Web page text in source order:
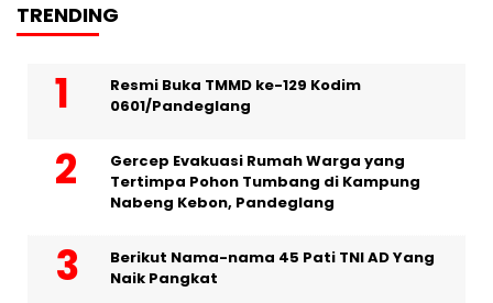
TRENDING
Resmi Buka TMMD ke-129 Kodim
0601/Pandeglang
Gercep Evakuasi Rumah Warga yang
Tertimpa Pohon Tumbang di Kampung
Nabeng Kebon, Pandeglang
Berikut Nama-nama 45 Pati TNI AD Yang
Naik Pangkat